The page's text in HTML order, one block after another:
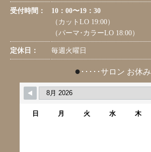
受付時間：
10：00〜19：30
（カットLO 19:00）
（パーマ･カラーLO 18:00）
定休日： 毎週火曜日
● ･････サロン お休み
日 月 火 水 木